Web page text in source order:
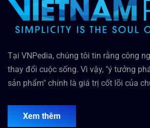
Tại VNPedia, chúng tôi tin rằng công
thay đổi cuộc sống. Vì vậy, "ý tưởng
sản phẩm" chính là giá trị cốt lõi của
Xem thêm